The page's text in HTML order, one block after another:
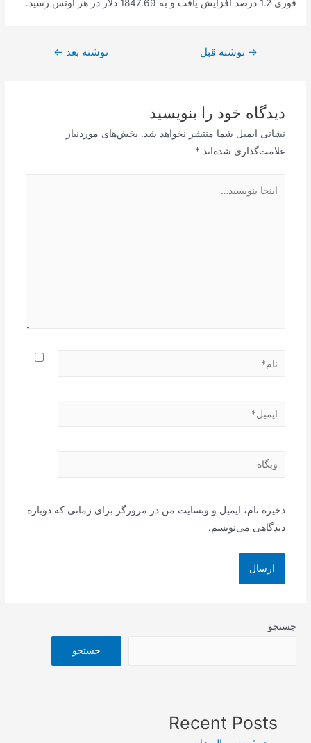
فوری 1.2 درصد افزایش یافت و به 1847.69 دلار در هر اونس رسید.
راهبری→ نوشته قبل نوشته بعد ←
دیدگاه‌ خود را بنویسید
نشانی ایمیل شما منتشر نخواهد شد. بخش‌های موردنیاز
علامت‌گذاری شده‌اند *
بنویسید…
نام*
ایمیل*
وبگاه
ذخیره نام، ایمیل و وبسایت من در مرورگر برای زمانی که دوباره
دیدگاهی می‌نویسم.
جستجو
جستجو
Recent Posts